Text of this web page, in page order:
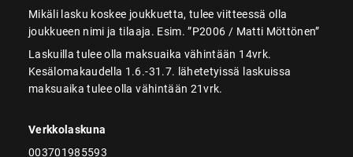
Mikäli lasku koskee joukkuetta, tulee viitteessä olla
joukkueen nimi ja tilaaja. Esim. ”P2006 / Matti Möttönen”
Laskuilla tulee olla maksuaika vähintään 14vrk.
Kesälomakaudella 1.6.-31.7. lähetetyissä laskuissa
maksuaika tulee olla vähintään 21vrk.
Verkkolaskuna
003701985593